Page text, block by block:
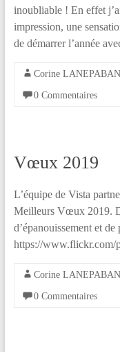
inoubliable ! En effet
impression, une
de démarrer l’année
Corine LANEPABAN
0 Commentaires
Vœux 2019
L’équipe de Vista
Meilleurs Vœux 2019.
d’épanouissement et de
https://www.flickr.com/
Corine LANEPABAN
0 Commentaires